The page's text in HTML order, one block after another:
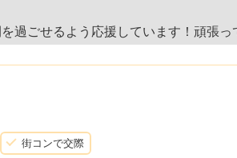
過ごせるよう応援しています！頑張っ
街コンで交際